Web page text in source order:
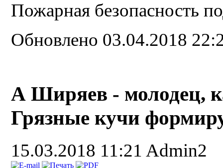
Пожарная безопасность
Обновлено 03.04.2018
А Ширяев - молодец,
Грязные кучи
15.03.2018 11:21 Admin2